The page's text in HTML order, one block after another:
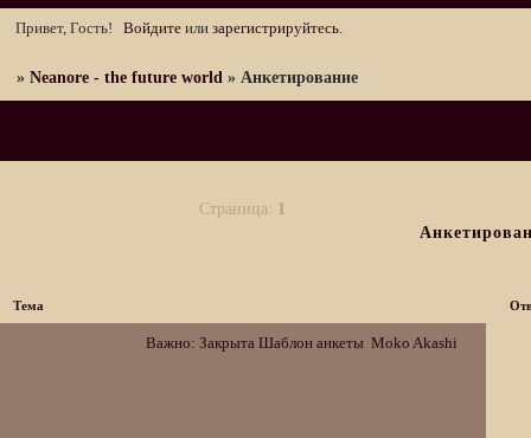
Привет, Гость! Войдите илизарегистрируйтесь
»Neanore - the future world » Анкетирование
Страница: 1
Тема
Важно: Закрыта Шаблон анкеты Moko Akashi